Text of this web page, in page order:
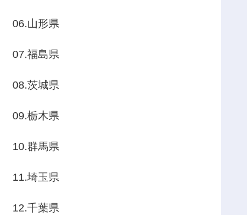
06.山形県
07.福島県
08.茨城県
09.栃木県
10.群馬県
11.埼玉県
12.千葉県